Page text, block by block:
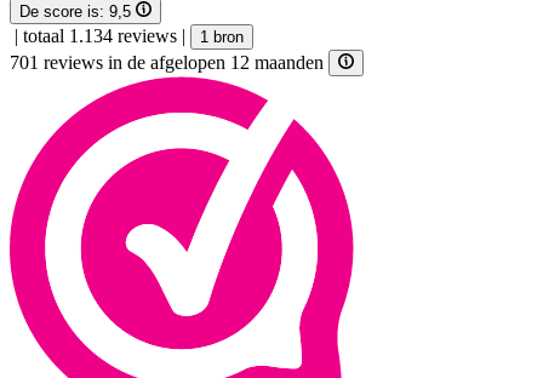
De score is: 9,5
| totaal 1.134 reviews | 1 bron
701 reviews in de afgelopen 12 maanden